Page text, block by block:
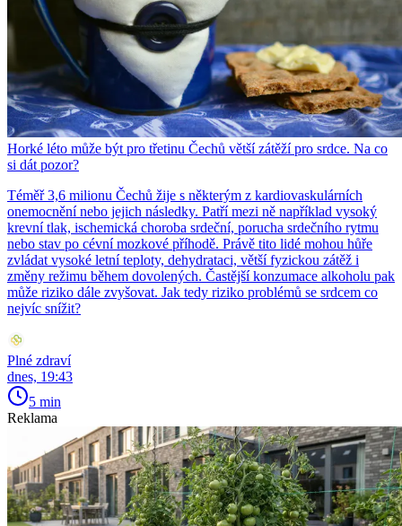
Horké léto může být pro třetinu Čechů větší zátěží pro srdce. Na co
si dát pozor?
Téměř 3,6 milionu Čechů žije s některým z kardiovaskulárních
onemocnění nebo jejich následky. Patří mezi ně například vysoký
krevní tlak, ischemická choroba srdeční, porucha srdečního rytmu
nebo stav po cévní mozkové příhodě. Právě tito lidé mohou hůře
zvládat vysoké letní teploty, dehydrataci, větší fyzickou zátěž i
změny režimu během dovolených. Častější konzumace alkoholu pak
může riziko dále zvyšovat. Jak tedy riziko problémů se srdcem co
nejvíc snížit?
Plné zdraví
dnes, 19:43
5 min
Reklama